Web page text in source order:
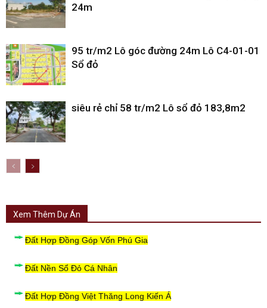
24m
95 tr/m2 Lô góc đường 24m Lô C4-01-01
Sổ đỏ
siêu rẻ chỉ 58 tr/m2 Lô sổ đỏ 183,8m2
Xem Thêm Dự Án
Đất Hợp Đồng Góp Vốn Phú Gia
Đất Nền Sổ Đỏ Cá Nhân
Đất Hợp Đồng Việt Thăng Long Kiến Á